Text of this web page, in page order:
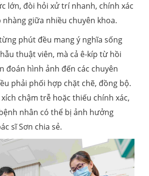
lớn, đòi hỏi xử trí nhanh, chính xác
giữa nhiều chuyên khoa.
phút đều mang ý nghĩa sống
thuật viên, mà cả ê-kíp từ hồi
đoán hình ảnh đến các chuyên
phải phối hợp chặt chẽ, đồng bộ.
chậm trễ hoặc thiếu chính xác,
nhân có thể bị ảnh hưởng
sĩ Sơn chia sẻ.